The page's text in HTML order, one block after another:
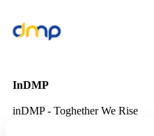
InDMP
inDMP - Toghether We Rise